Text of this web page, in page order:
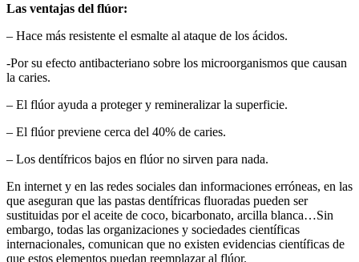
Las ventajas del flúor:
– Hace más resistente el esmalte al ataque de los ácidos.
-Por su efecto antibacteriano sobre los microorganismos que causan
la caries.
– El flúor ayuda a proteger y remineralizar la superficie.
– El flúor previene cerca del 40% de caries.
– Los dentífricos bajos en flúor no sirven para nada.
En internet y en las redes sociales dan informaciones erróneas, en las
que aseguran que las pastas dentífricas fluoradas pueden ser
sustituidas por el aceite de coco, bicarbonato, arcilla blanca…Sin
embargo, todas las organizaciones y sociedades científicas
internacionales, comunican que no existen evidencias científicas de
que estos elementos puedan reemplazar al flúor.